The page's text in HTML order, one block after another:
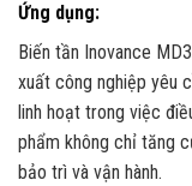
Ứng dụng:
Biến tần Inovance
xuất công nghiệp yêu
linh hoạt trong việc
phẩm không chỉ tăng
bảo trì và vận hành.